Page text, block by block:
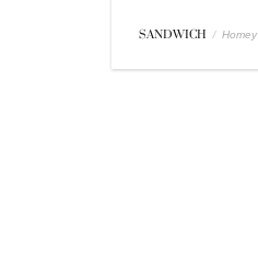
SANDWICH / Homey